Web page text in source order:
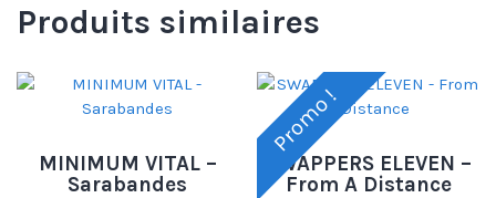
Produits similaires
MINIMUM VITAL –
Sarabandes
Promo !
SWAPPERS ELEVEN –
From A Distance